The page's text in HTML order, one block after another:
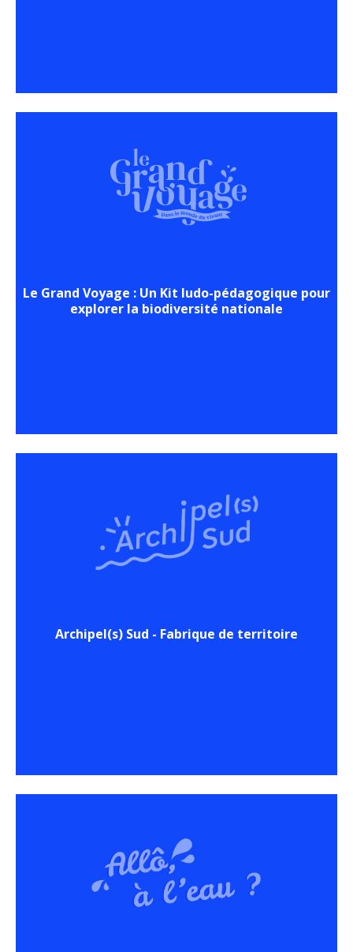
Le Grand Voyage : Un Kit ludo-pédagogique pour
explorer la biodiversité nationale
Archipel(s) Sud - Fabrique de territoire